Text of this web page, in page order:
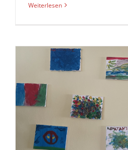
Weiterlesen